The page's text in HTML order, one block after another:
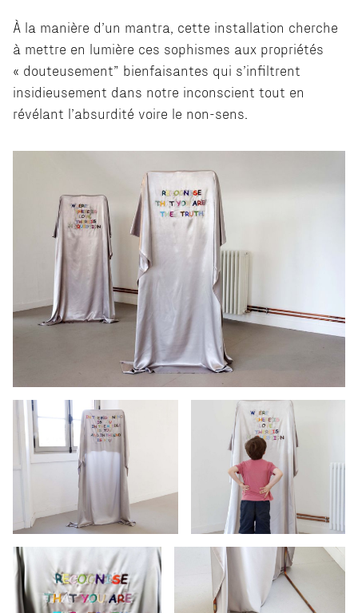
À la manière d’un mantra, cette installation cherche
à mettre en lumière ces sophismes aux propriétés
« douteusement” bienfaisantes qui s’infiltrent
insidieusement dans notre inconscient tout en
révélant l’absurdité voire le non-sens.